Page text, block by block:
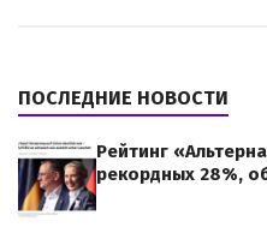
ПОСЛЕДНИЕ НОВОСТИ
Рейтинг
рекордных 28%,